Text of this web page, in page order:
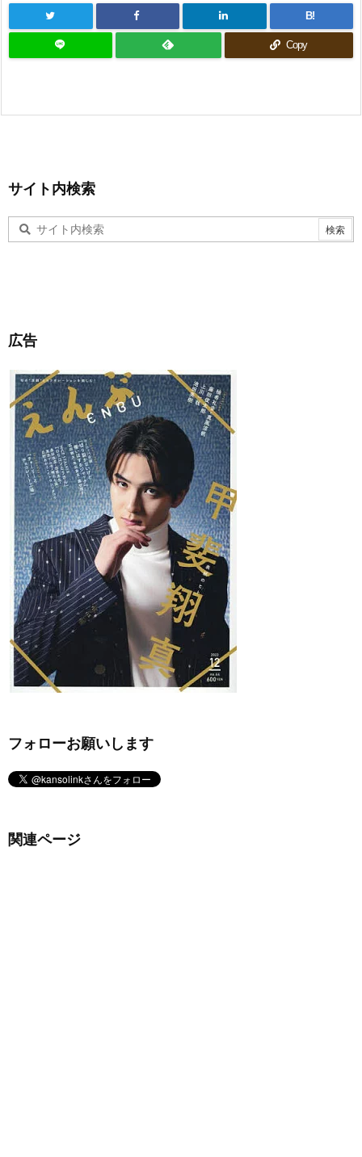
B!
Copy
サイト内検索
広告
フォローお願いします
関連ページ